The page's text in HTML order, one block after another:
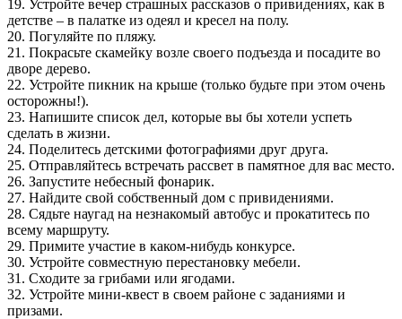
19. Устройте вечер страшных рассказов о привидениях, как в
детстве – в палатке из одеял и кресел на полу.
20. Погуляйте по пляжу.
21. Покрасьте скамейку возле своего подъезда и посадите во
дворе дерево.
22. Устройте пикник на крыше (только будьте при этом очень
осторожны!).
23. Напишите список дел, которые вы бы хотели успеть
сделать в жизни.
24. Поделитесь детскими фотографиями друг друга.
25. Отправляйтесь встречать рассвет в памятное для вас место.
26. Запустите небесный фонарик.
27. Найдите свой собственный дом с привидениями.
28. Сядьте наугад на незнакомый автобус и прокатитесь по
всему маршруту.
29. Примите участие в каком-нибудь конкурсе.
30. Устройте совместную перестановку мебели.
31. Сходите за грибами или ягодами.
32. Устройте мини-квест в своем районе с заданиями и
призами.